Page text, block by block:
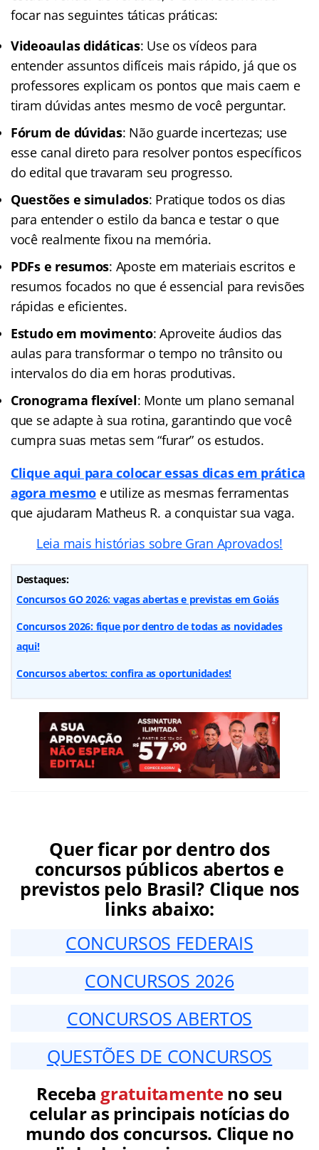
focar nas seguintes táticas práticas:
Videoaulas didáticas: Use os vídeos para
entender assuntos difíceis mais rápido, já que os
professores explicam os pontos que mais caem e
tiram dúvidas antes mesmo de você perguntar.
Fórum de dúvidas: Não guarde incertezas; use
esse canal direto para resolver pontos específicos
do edital que travaram seu progresso.
Questões e simulados: Pratique todos os dias
para entender o estilo da banca e testar o que
você realmente fixou na memória.
PDFs e resumos: Aposte em materiais escritos e
resumos focados no que é essencial para revisões
rápidas e eficientes.
Estudo em movimento: Aproveite áudios das
aulas para transformar o tempo no trânsito ou
intervalos do dia em horas produtivas.
Cronograma flexível: Monte um plano semanal
que se adapte à sua rotina, garantindo que você
cumpra suas metas sem “furar” os estudos.
Clique aqui para colocar essas dicas em prática
agora mesmo e utilize as mesmas ferramentas
que ajudaram Matheus R. a conquistar sua vaga.
Leia mais histórias sobre Gran Aprovados!
Destaques:
Concursos GO 2026: vagas abertas e previstas em Goiás
Concursos 2026: fique por dentro de todas as novidades
aqui!
Concursos abertos: confira as oportunidades!
Quer ficar por dentro dos
concursos públicos abertos e
previstos pelo Brasil? Clique nos
links abaixo:
CONCURSOS FEDERAIS
CONCURSOS 2026
CONCURSOS ABERTOS
QUESTÕES DE CONCURSOS
Receba gratuitamenteno seu
celular as principais notícias do
mundo dos concursos. Clique no